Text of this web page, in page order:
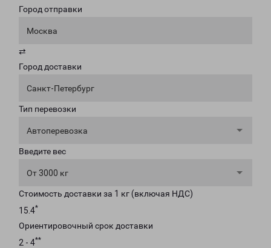
Город отправки
Москва
⇄
Город доставки
Санкт-Петербург
Тип перевозки
Автоперевозка
Введите вес
От 3000 кг
Стоимость доставки за 1 кг (включая НДС)
15.4*
Ориентировочный срок доставки
2 - 4**